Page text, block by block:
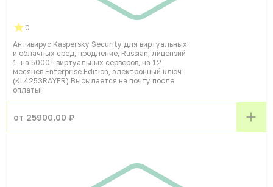
0
Антивирус Kaspersky Security для виртуальных
и облачных сред, продление, Russian, лицензий
1, на 5000+ виртуальных серверов, на 12
месяцев Enterprise Edition, электронный ключ
(KL4253RAYFR) Высылается на почту после
оплаты!
от 25900.00 ₽